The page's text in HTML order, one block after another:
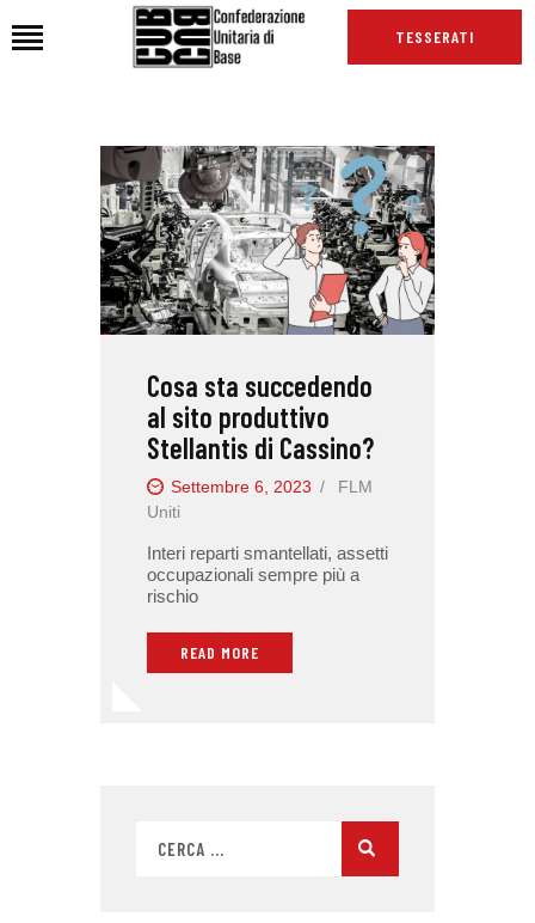
TESSERATI
HOME
CHI SIAMO
SEDI
NEWS
PODCAST CUB
INTERNAZIONALE
RASSEGNA STAMPA
Cosa sta succedendo
al sito produttivo
Stellantis di Cassino?
Settembre 6, 2023
FLM
Uniti
Interi reparti smantellati, assetti
occupazionali sempre più a
rischio
READ MORE